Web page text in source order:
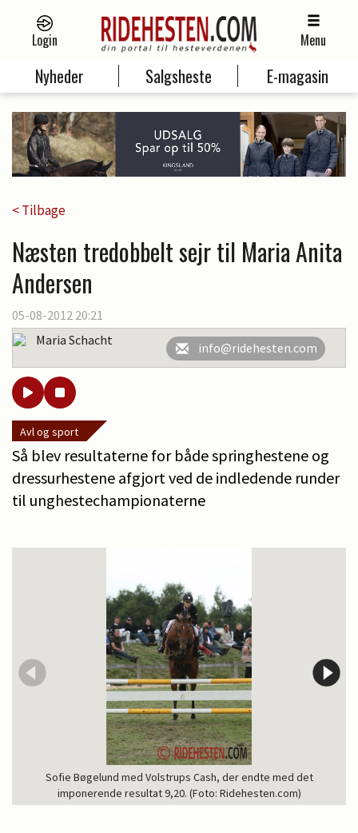
Login Menu
Nyheder Salgsheste E-magasin
< Tilbage
Næsten tredobbelt sejr til Maria Anita
Andersen
05-08-2012 20:21
Maria Schacht
info@ridehesten.com
Avl og sport
Så blev resultaterne for både springhestene og
dressurhestene afgjort ved de indledende runder
til unghestechampionaterne
Sofie Bøgelund med Volstrups Cash, der endte med det
imponerende resultat 9,20. (Foto: Ridehesten.com)